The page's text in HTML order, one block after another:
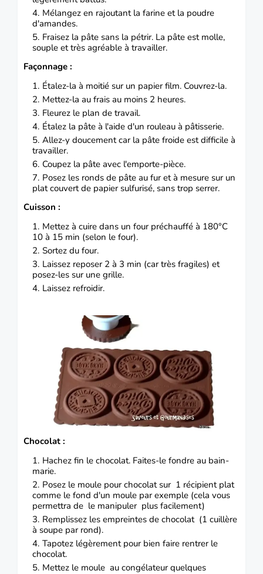
Mélangez en rajoutant la farine et la poudre
d'amandes.
Fraisez la pâte sans la pétrir. La pâte est molle,
souple et très agréable à travailler.
Façonnage :
Étalez-la à moitié sur un papier film. Couvrez-la.
Mettez-la au frais au moins 2 heures.
Fleurez le plan de travail.
Étalez la pâte à l'aide d'un rouleau à pâtisserie.
Allez-y doucement car la pâte froide est difficile à
travailler.
Coupez la pâte avec l'emporte-pièce.
Posez les ronds de pâte au fur et à mesure sur un
plat couvert de papier sulfurisé, sans trop serrer.
Cuisson :
Mettez à cuire dans un four préchauffé à 180°C
10 à 15 min (selon le four).
Sortez du four.
Laissez reposer 2 à 3 min (car très fragiles) et
posez-les sur une grille.
Laissez refroidir.
Chocolat :
Hachez fin le chocolat. Faites-le fondre au bain-
marie.
Posez le moule pour chocolat sur 1 récipient plat
comme le fond d'un moule par exemple (cela vous
permettra de le manipuler plus facilement)
Remplissez les empreintes de chocolat (1 cuillère
à soupe par rond).
Tapotez légèrement pour bien faire rentrer le
chocolat.
Mettez le moule au congélateur quelques